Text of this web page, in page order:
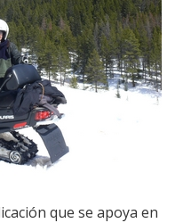
que se apoya en